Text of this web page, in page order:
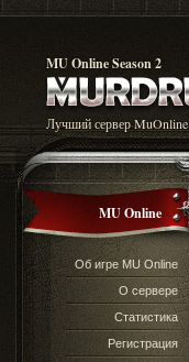
MU Online Season 2
Лучший сервер MuOnline
MU Online
Об игре MU Online
О сервере
Статистика
Регистрация